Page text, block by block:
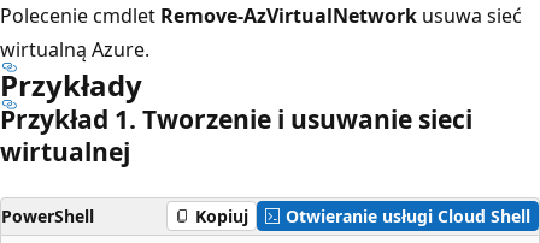
Polecenie cmdlet Remove-AzVirtualNetwork usuwa sieć
wirtualną Azure.
Przykłady
Przykład 1. Tworzenie i usuwanie sieci
wirtualnej
PowerShell Kopiuj Otwieranie usługi Cloud Shell